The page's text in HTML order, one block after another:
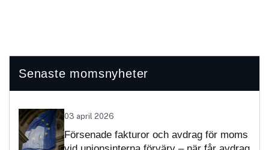
Senaste momsnyheter
03 april 2026
Försenade fakturor och avdrag för moms